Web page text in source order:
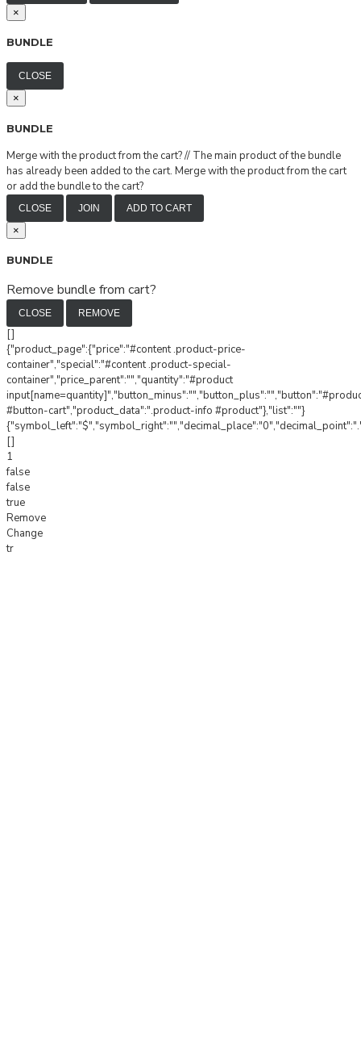
×
BUNDLE
CLOSE
×
BUNDLE
Merge with the product from the cart?// The main product of the bundle
has already been added to the cart. Merge with the product from the cart
or add the bundle to the cart?
CLOSE JOIN ADD TO CART
×
BUNDLE
Remove bundle from cart?
CLOSE REMOVE
[]
{"product_page":{"price":"#content .product-price-
container","special":"#content .product-special-
container","price_parent":"","quantity":"#product
#button-cart","product_data":".product-info #product"},"list":""}
[]
1
false
false
true
Remove
Change
tr